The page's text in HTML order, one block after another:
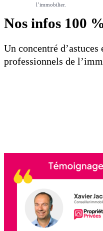
l’immobilier.
Nos infos 100
Un concentré
professionnels de